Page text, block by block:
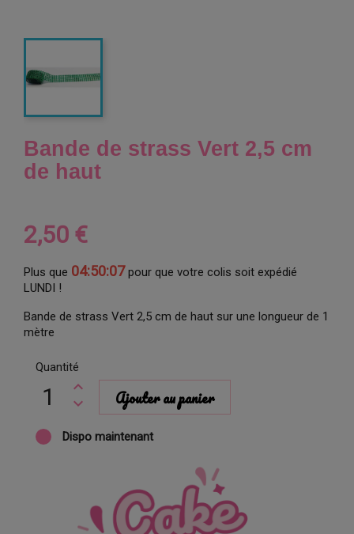
Bande de strass Vert 2,5 cm
de haut
2,50 €
Plus que 04:50:06pour que votre colis soit expédié
LUNDI !
Bande de strass Vert 2,5 cm de haut sur une longueur de 1
mètre
Quantité
Ajouter au panier
Dispo maintenant